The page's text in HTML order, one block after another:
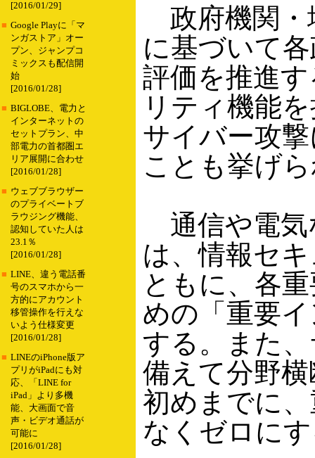
[2016/01/29]
■ Google Playに「マ
ンガストア」オー
プン、ジャンプコ
ミックスも配信開
始
[2016/01/28]
■ BIGLOBE、電力と
インターネットの
セットプラン、中
部電力の首都圏エ
リア展開に合わせ
[2016/01/28]
■ ウェブブラウザー
のプライベートブ
ラウジング機能、
認知していた人は
23.1％
[2016/01/28]
■ LINE、違う電話番
号のスマホから一
方的にアカウント
移管操作を行えな
いよう仕様変更
[2016/01/28]
■ LINEのiPhone版ア
プリがiPadにも対
応、「LINE for
iPad」より多機
能、大画面で音
声・ビデオ通話が
可能に
[2016/01/28]
政府機関・
に基づいて
評価を推進
リティ機能
サイバー攻
ことも挙げ
通信や電気
は、情報セ
ともに、各
めの「重要
する。また
備えて分野
初めまでに
なくゼロに